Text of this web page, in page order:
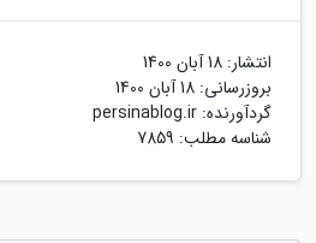
انتشار: 18 آبان 1400
بروزرسانی: 18 آبان 1400
گردآورنده: persinablog.ir
شناسه مطلب: 7859